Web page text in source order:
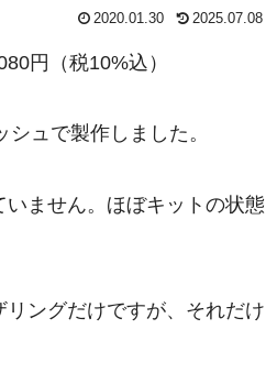
2020.01.30 2025.07.08
円（税10%込）
ュで製作しました。
ません。ほぼキットの状態
ングだけですが、それだけ